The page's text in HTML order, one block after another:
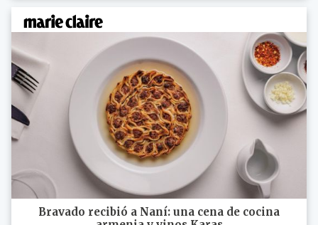
Bravado recibió a Naní: una cena de cocina